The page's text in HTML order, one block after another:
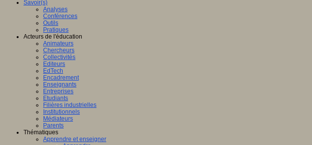
Savoir(s)
Analyses
Conférences
Outils
Pratiques
Acteurs de l'éducation
Animateurs
Chercheurs
Collectivités
Editeurs
EdTech
Encadrement
Enseignants
Entreprises
Etudiants
Filières industrielles
Institutionnels
Médiateurs
Parents
Thématiques
Apprendre et enseigner